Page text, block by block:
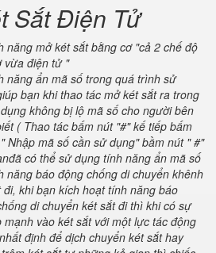
Sắt Điện Tử
năng mở két sắt bằng cơ "cả 2 chế độ
vừa điện tử "
năng ẩn mã số trong quá trình sử
bạn khi thao tác mở két sắt ra trong
không bị lộ mã số cho người bên
( Thao tác bấm nút "#" kế tiếp bấm
Nhập mã số cần sử dụng" bầm nút " #"
có thể sử dụng tính năng ẩn mã số
năng báo động chống di chuyển khênh
đi, khi bạn kích hoạt tính năng báo
di chuyển két sắt đi thì khi có sự
mạnh vào két sắt với một lực tác động
định để dịch chuyển két sắt hay